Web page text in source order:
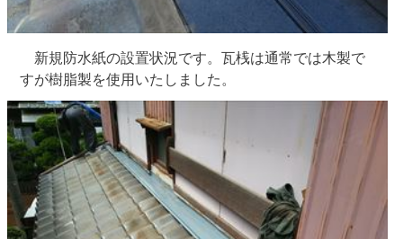
新規防水紙の設置状況です。瓦桟は通常では木製で
すが樹脂製を使用いたしました。